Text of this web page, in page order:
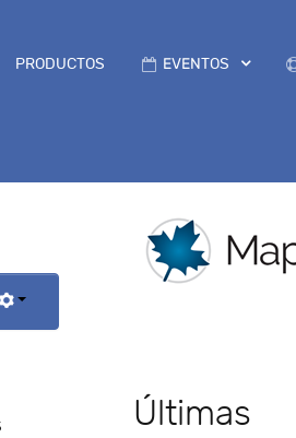
PRODUCTOS EVENTOS
Últimas